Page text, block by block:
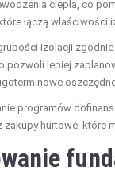
ciepła, co
łączą
izolacji
pozwoli lepiej
programów
zakupy hurtowe, które